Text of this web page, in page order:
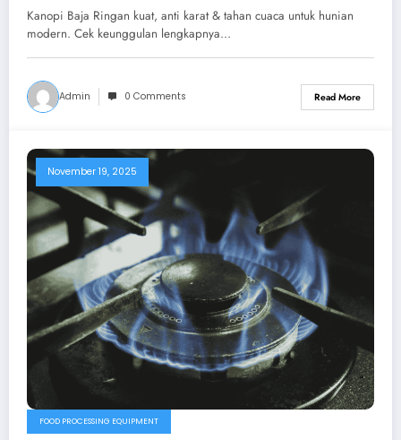
Kanopi Baja Ringan kuat, anti karat & tahan cuaca untuk hunian
modern. Cek keunggulan lengkapnya…
Admin 0 Comments Read More
November 19, 2025
FOOD PROCESSING EQUIPMENT